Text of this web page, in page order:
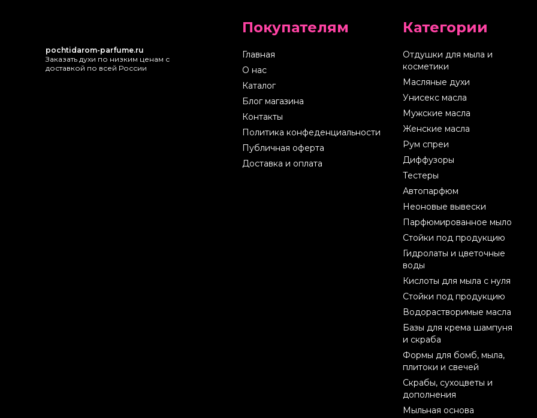
pochtidarom-parfume.ru
Заказать духи по низким ценам с
доставкой по всей России
Покупателям
Главная
О нас
Каталог
Блог магазина
Контакты
Политика конфеденциальности
Публичная оферта
Доставка и оплата
Категории
Отдушки для мыла и
косметики
Масляные духи
Унисекс масла
Мужские масла
Женские масла
Рум спреи
Диффузоры
Тестеры
Автопарфюм
Неоновые вывески
Парфюмированное мыло
Стойки под продукцию
Гидролаты и цветочные
воды
Кислоты для мыла с нуля
Стойки под продукцию
Водорастворимые масла
Базы для крема шампуня
и скраба
Формы для бомб, мыла,
плитоки и свечей
Скрабы, сухоцветы и
дополнения
Мыльная основа